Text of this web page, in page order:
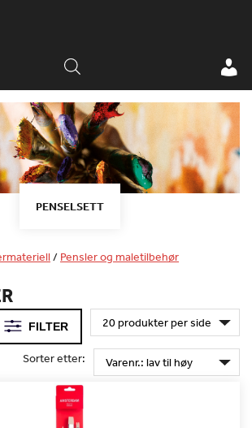
PENSELSETT
/ Pensler og maletilbehør
FILTER
Sorter etter: